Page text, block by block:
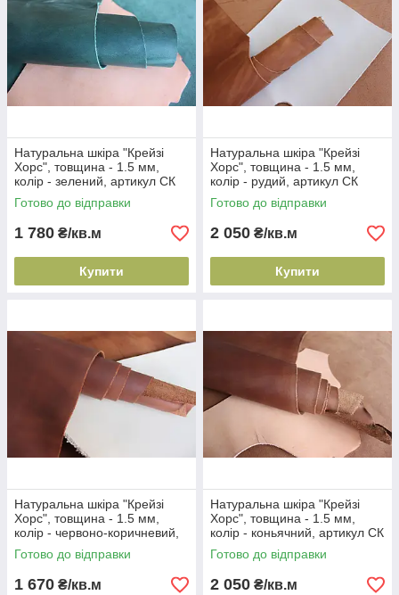
Натуральна шкіра "Крейзі
Хорс", товщина - 1.5 мм,
колір - зелений, артикул СК
2090
Готово до відправки
1 780 ₴/кв.м
Купити
Натуральна шкіра "Крейзі
Хорс", товщина - 1.5 мм,
колір - рудий, артикул СК
1166
Готово до відправки
2 050 ₴/кв.м
Купити
Натуральна шкіра "Крейзі
Хорс", товщина - 1.5 мм,
колір - червоно-коричневий,
артикул СК 2104
Готово до відправки
1 670 ₴/кв.м
Натуральна шкіра "Крейзі
Хорс", товщина - 1.5 мм,
колір - коньячний, артикул СК
2027
Готово до відправки
2 050 ₴/кв.м